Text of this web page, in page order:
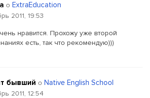
о ExtraEducation
2011, 19:53
нравится. Прохожу уже второй
есть, так что рекомендую)))
бывший о Native English School
2011, 12:54